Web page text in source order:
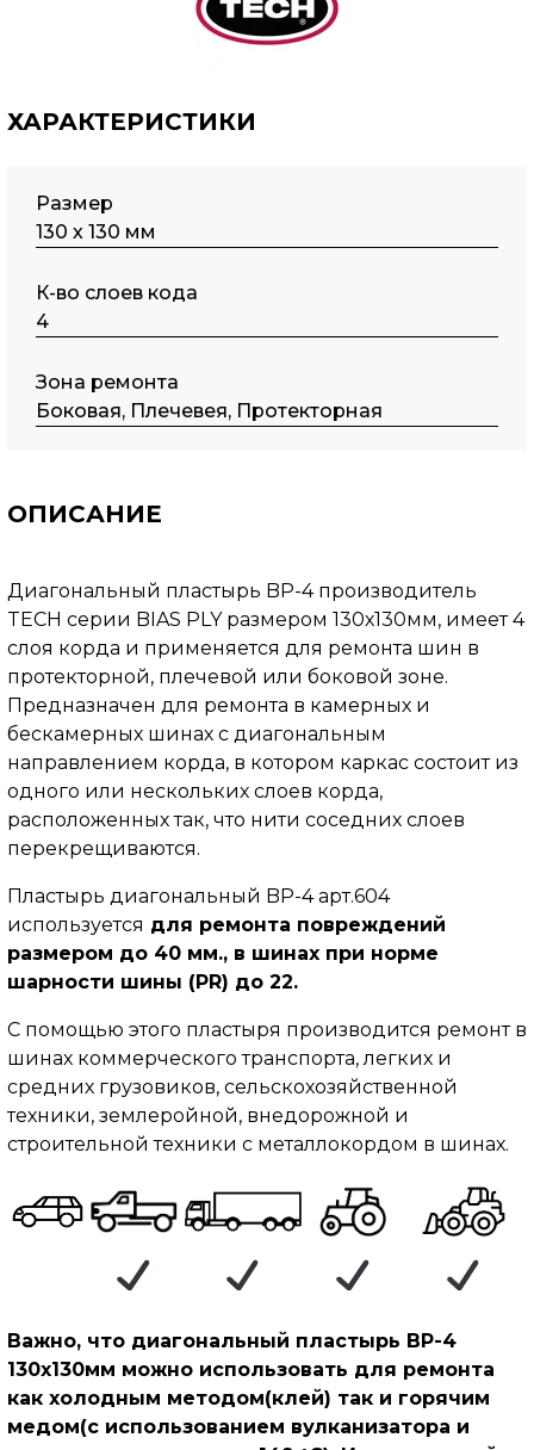
ХАРАКТЕРИСТИКИ
Размер
130 х 130 мм
К-во слоев кода
4
Зона ремонта
Боковая, Плечевея, Протекторная
ОПИСАНИЕ
Диагональный пластырь BP-4 производитель
TECH серии BIAS PLY размером 130х130мм, имеет 4
слоя корда и применяется для ремонта шин в
протекторной, плечевой или боковой зоне.
Предназначен для ремонта в камерных и
бескамерных шинах с диагональным
направлением корда, в котором каркас состоит из
одного или нескольких слоев корда,
расположенных так, что нити соседних слоев
перекрещиваются.
Пластырь диагональный BP-4 арт.604
используется для ремонта повреждений
размером до 40 мм., в шинах при норме
шарности шины (PR) до 22.
С помощью этого пластыря производится ремонт в
шинах коммерческого транспорта, легких и
средних грузовиков, сельскохозяйственной
техники, землеройной, внедорожной и
строительной техники с металлокордом в шинах.
Важно, что диагональный пластырь BP-4
130х130мм можно использовать для ремонта
как холодным методом(клей) так и горячим
медом(с использованием вулканизатора и